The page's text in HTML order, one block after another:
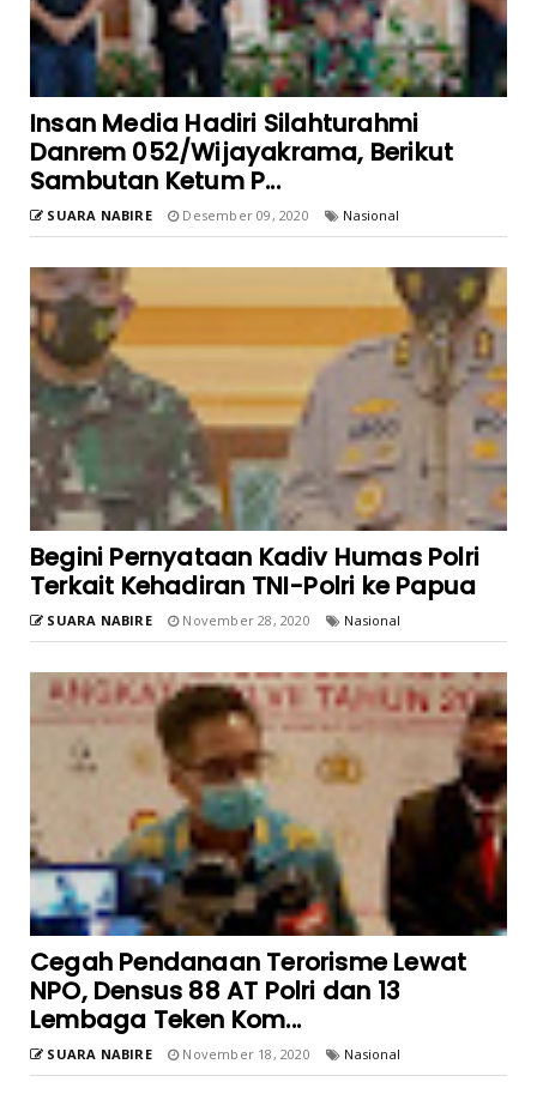
Insan Media Hadiri Silahturahmi
Danrem 052/Wijayakrama, Berikut
Sambutan Ketum P...
SUARA NABIRE Desember 09, 2020 Nasional
Begini Pernyataan Kadiv Humas Polri
Terkait Kehadiran TNI-Polri ke Papua
SUARA NABIRE November 28, 2020 Nasional
Cegah Pendanaan Terorisme Lewat
NPO, Densus 88 AT Polri dan 13
Lembaga Teken Kom...
SUARA NABIRE November 18, 2020 Nasional